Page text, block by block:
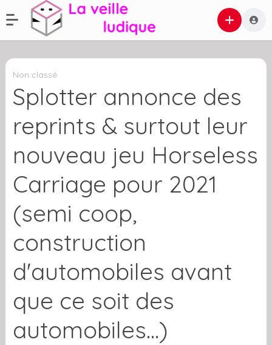
Non classé
Splotter annonce des
reprints & surtout leur
nouveau jeu Horseless
Carriage pour 2021
(semi coop,
construction
d'automobiles avant
que ce soit des
automobiles…)